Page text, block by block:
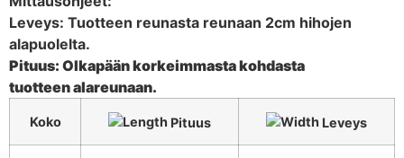
Leveys: Tuotteen reunasta reunaan 2cm hihojen
alapuolelta.
Pituus: Olkapään korkeimmasta kohdasta
tuotteen alareunaan.
Koko Pituus Leveys